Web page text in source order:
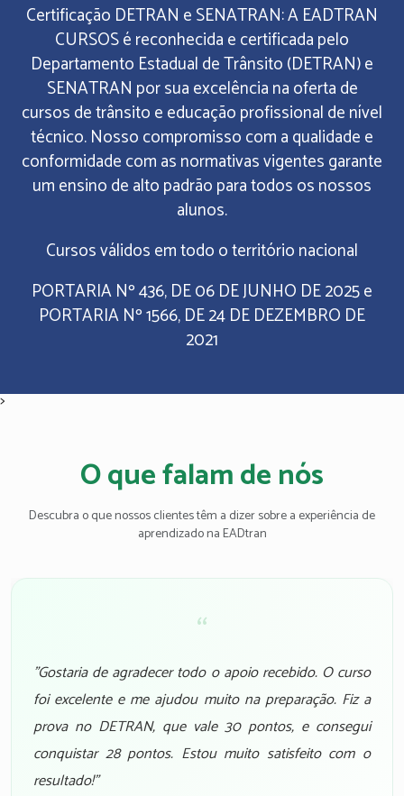
Certificação DETRAN e SENATRAN: A EADTRAN
CURSOS é reconhecida e certificada pelo
Departamento Estadual de Trânsito (DETRAN) e
SENATRAN por sua excelência na oferta de
cursos de trânsito e educação profissional de nível
técnico. Nosso compromisso com a qualidade e
conformidade com as normativas vigentes garante
um ensino de alto padrão para todos os nossos
alunos.
Cursos válidos em todo o território nacional
PORTARIA Nº 436, DE 06 DE JUNHO DE 2025 e
PORTARIA Nº 1566, DE 24 DE DEZEMBRO DE
2021
>
O que falam de nós
Descubra o que nossos clientes têm a dizer sobre a experiência de
aprendizado na EADtran
“
"Gostaria de agradecer todo o apoio recebido. O curso
foi excelente e me ajudou muito na preparação. Fiz a
prova no DETRAN, que vale 30 pontos, e consegui
conquistar 28 pontos. Estou muito satisfeito com o
resultado!"